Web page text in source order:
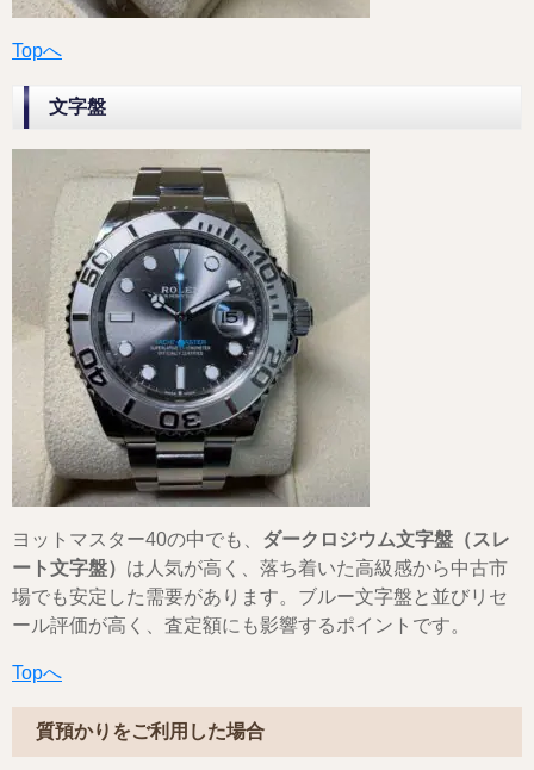
Topへ
文字盤
ヨットマスター40の中でも、 ダークロジウム文字盤（スレ
ート文字盤） は人気が高く、落ち着いた高級感から中古市
場でも安定した需要があります。ブルー文字盤と並びリセ
ール評価が高く、査定額にも影響するポイントです。
Topへ
質預かりをご利用した場合